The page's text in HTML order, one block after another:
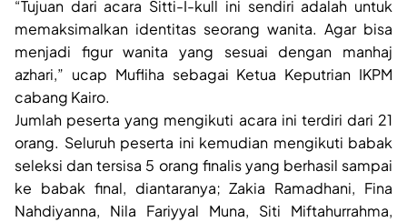
“Tujuan dari acara Sitti-I-kull ini sendiri adalah untuk
memaksimalkan identitas seorang wanita. Agar bisa
menjadi figur wanita yang sesuai dengan manhaj
azhari,” ucap Mufliha sebagai Ketua Keputrian IKPM
cabang Kairo.
Jumlah peserta yang mengikuti acara ini terdiri dari 21
orang. Seluruh peserta ini kemudian mengikuti babak
seleksi dan tersisa 5 orang finalis yang berhasil sampai
ke babak final, diantaranya; Zakia Ramadhani, Fina
Nahdiyanna, Nila Fariyyal Muna, Siti Miftahurrahma,